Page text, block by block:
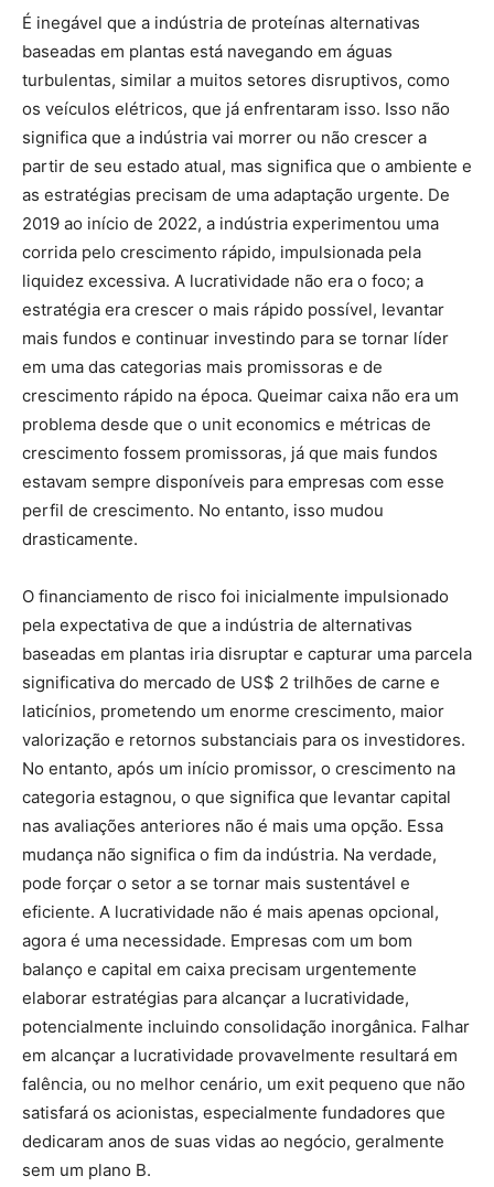
É inegável que a indústria de proteínas alternativas
baseadas em plantas está navegando em águas
turbulentas, similar a muitos setores disruptivos, como
os veículos elétricos, que já enfrentaram isso. Isso não
significa que a indústria vai morrer ou não crescer a
partir de seu estado atual, mas significa que o ambiente e
as estratégias precisam de uma adaptação urgente. De
2019 ao início de 2022, a indústria experimentou uma
corrida pelo crescimento rápido, impulsionada pela
liquidez excessiva. A lucratividade não era o foco; a
estratégia era crescer o mais rápido possível, levantar
mais fundos e continuar investindo para se tornar líder
em uma das categorias mais promissoras e de
crescimento rápido na época. Queimar caixa não era um
problema desde que o unit economics e métricas de
crescimento fossem promissoras, já que mais fundos
estavam sempre disponíveis para empresas com esse
perfil de crescimento. No entanto, isso mudou
drasticamente.
O financiamento de risco foi inicialmente impulsionado
pela expectativa de que a indústria de alternativas
baseadas em plantas iria disruptar e capturar uma parcela
significativa do mercado de US$ 2 trilhões de carne e
laticínios, prometendo um enorme crescimento, maior
valorização e retornos substanciais para os investidores.
No entanto, após um início promissor, o crescimento na
categoria estagnou, o que significa que levantar capital
nas avaliações anteriores não é mais uma opção. Essa
mudança não significa o fim da indústria. Na verdade,
pode forçar o setor a se tornar mais sustentável e
eficiente. A lucratividade não é mais apenas opcional,
agora é uma necessidade. Empresas com um bom
balanço e capital em caixa precisam urgentemente
elaborar estratégias para alcançar a lucratividade,
potencialmente incluindo consolidação inorgânica. Falhar
em alcançar a lucratividade provavelmente resultará em
falência, ou no melhor cenário, um exit pequeno que não
satisfará os acionistas, especialmente fundadores que
dedicaram anos de suas vidas ao negócio, geralmente
sem um plano B.